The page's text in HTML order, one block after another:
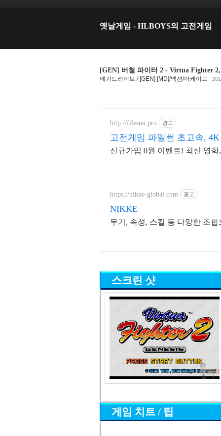
옛날게임 - HLBOYS의 고전게임
[GEN] 버철 파이터 2 - Virtua Fighter
메가드라이브 / [GEN] [MD]/액션/아케이드
http://filesun.pro 광고
고전게임 파일썬 초고속,
신규가입 0원 이벤트! 최신 영
https://nikke-global.com 광고
NIKKE
무기, 속성, 스킬 등 다양한 조
스크린 샷
게임 치트 / 팁